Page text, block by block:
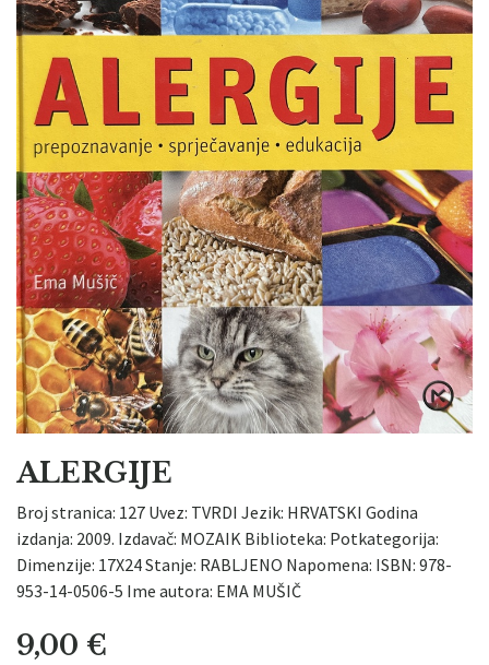
ALERGIJE
Broj stranica: 127 Uvez: TVRDI Jezik: HRVATSKI Godina
izdanja: 2009. Izdavač: MOZAIK Biblioteka: Potkategorija:
Dimenzije: 17X24 Stanje: RABLJENO Napomena: ISBN: 978-
953-14-0506-5 Ime autora: EMA MUŠIČ
9,00 €